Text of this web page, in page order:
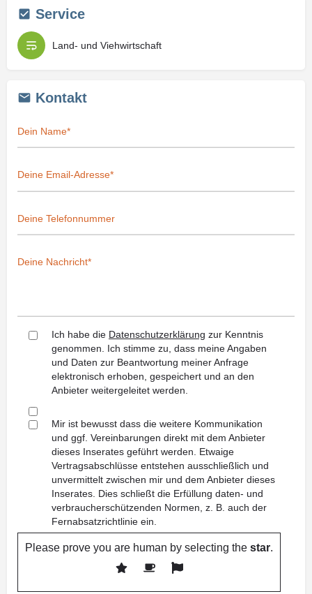
Service
Land- und Viehwirtschaft
Kontakt
Ich habe die Datenschutzerklärung zur Kenntnis
genommen. Ich stimme zu, dass meine Angaben
und Daten zur Beantwortung meiner Anfrage
elektronisch erhoben, gespeichert und an den
Anbieter weitergeleitet werden.
Mir ist bewusst dass die weitere Kommunikation
und ggf. Vereinbarungen direkt mit dem Anbieter
dieses Inserates geführt werden. Etwaige
Vertragsabschlüsse entstehen ausschließlich und
unvermittelt zwischen mir und dem Anbieter dieses
Inserates. Dies schließt die Erfüllung daten- und
verbraucherschützenden Normen, z. B. auch der
Fernabsatzrichtlinie ein.
Please prove you are human by selecting the star.